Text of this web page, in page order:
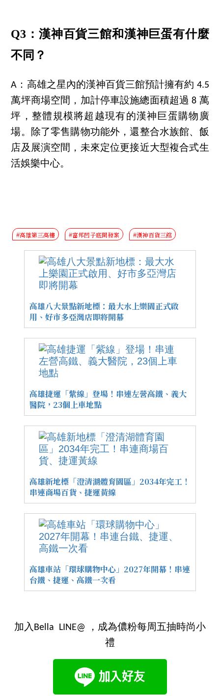
Q3：漢神百貨三館和漢神巨蛋有什麼
不同？
A：高雄之星內的漢神百貨三館預計擁有約 4.5
萬坪商場空間，加計停車設施總面積超過 8 萬
坪，整體規模將超越現有的漢神巨蛋購物廣
場。除了零售購物功能外，還整合水族館、飯
店及展演空間，未來定位更接近大型複合式生
活娛樂中心。
#高雄第三高樓 #富邦凹子底開發案 #漢神百貨三館
高雄八大景點新地標：最大水上樂園正式啟
用、好市多亞灣店即將開幕
高雄捷運「紫線」登場！串連左營高鐵、義大
醫院，23個上車地點
高雄新地標「澄清湖體育園區」2034年完工！
串連商場百貨、捷運黃線
高雄車站「環球購物中心」2027年開幕！串連
台鐵、捷運、高鐵一次看
加入Bella LINE@ ，成為儂粉每周五抽時尚小
禮